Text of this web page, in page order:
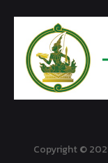
Copyright © 2025